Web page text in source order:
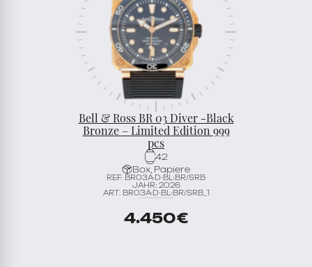
Bell & Ross BR 03 Diver -Black
Bronze – Limited Edition 999
pcs
42
Box, Papiere
REF. BR03A-D-BL-BR/SRB
JAHR: 2026
ART. BR03A-D-BL-BR/SRB_1
4.450€